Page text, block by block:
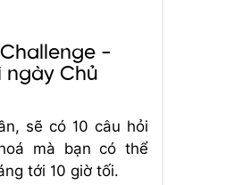
-
ngày Chủ
sẽ có 10 câu hỏi
mà bạn có thể
tới 10 giờ tối.